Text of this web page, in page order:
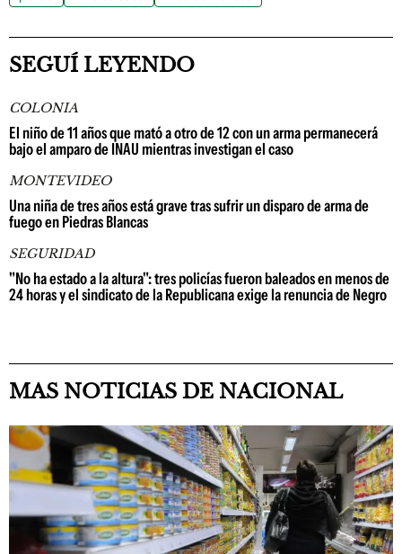
SEGUÍ LEYENDO
COLONIA
El niño de 11 años que mató a otro de 12 con un arma permanecerá
bajo el amparo de INAU mientras investigan el caso
MONTEVIDEO
Una niña de tres años está grave tras sufrir un disparo de arma de
fuego en Piedras Blancas
SEGURIDAD
"No ha estado a la altura": tres policías fueron baleados en menos de
24 horas y el sindicato de la Republicana exige la renuncia de Negro
MAS NOTICIAS DE NACIONAL